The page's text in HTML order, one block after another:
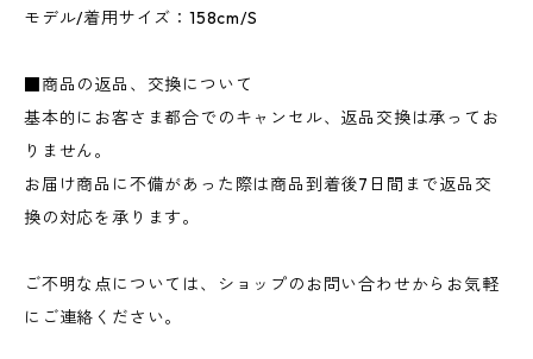
モデル/着用サイズ：158cm/S
■商品の返品、交換について
基本的にお客さま都合でのキャンセル、返品交換は承ってお
りません。
お届け商品に不備があった際は商品到着後7日間まで返品交
換の対応を承ります。
ご不明な点については、ショップのお問い合わせからお気軽
にご連絡ください。